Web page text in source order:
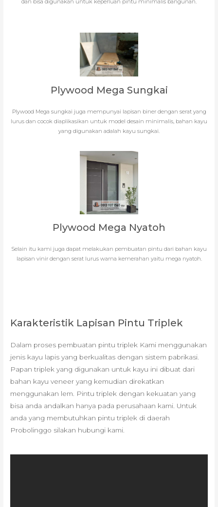
dan bisa digunakan untuk keperluan pintu minimalis bangunan.
Plywood Mega Sungkai
Plywood Mega sungkai juga mempunyai lapisan biner dengan serat yang
lurus dan cocok diaplikasikan untuk model desain minimalis, bahan kayu
yang digunakan adalah kayu sungkai.
Plywood Mega Nyatoh
Selain itu kami juga dapat melakukan pembuatan pintu dari bahan kayu
lapisan vinir dengan serat lurus warna kemerahan yaitu mega nyatoh.
Karakteristik Lapisan Pintu Triplek
Dalam proses pembuatan pintu triplek Kami menggunakan
jenis kayu lapis yang berkualitas dengan sistem pabrikasi.
Papan triplek yang digunakan untuk kayu ini dibuat dari
bahan kayu veneer yang kemudian direkatkan
menggunakan lem. Pintu triplek dengan kekuatan yang
bisa anda andalkan hanya pada perusahaan kami. Untuk
anda yang membutuhkan pintu triplek di daerah
Probolinggo silakan hubungi kami.